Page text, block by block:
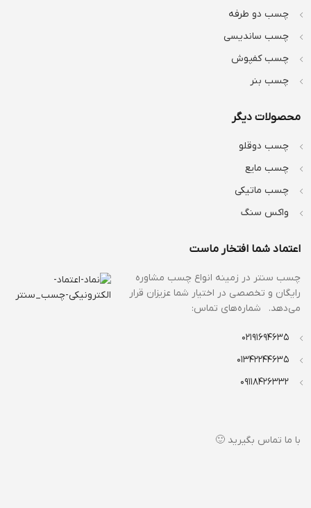
چسب دو طرفه
چسب ساندیسی
چسب کفپوش
چسب بنر
محصولات دیگر
چسب دوقلو
چسب مایع
چسب ماتیکی
واکس سنگ
اعتماد شما افتخار ماست
چسب سنتر در زمینه انواع چسب مشاوره
رایگان و تخصصی در اختیار شما عزیزان قرار
می‌دهد. شماره‌های تماس:
02191694635
01342244635
09118426332
با ما تماس بگیرید 🙂